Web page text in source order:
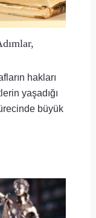
hakları
yaşadığı
büyük